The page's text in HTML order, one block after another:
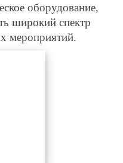
оборудование,
широкий спектр
мероприятий.